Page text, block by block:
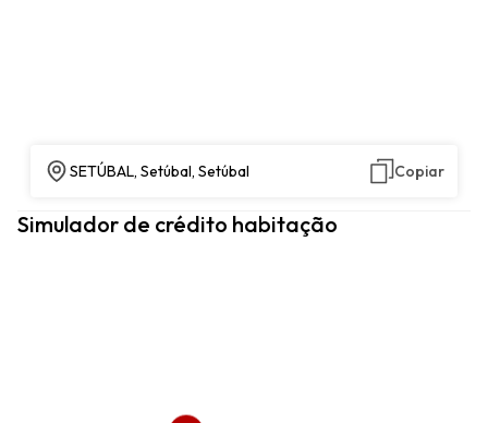
SETÚBAL, Setúbal, Setúbal Copiar
Simulador de crédito habitação